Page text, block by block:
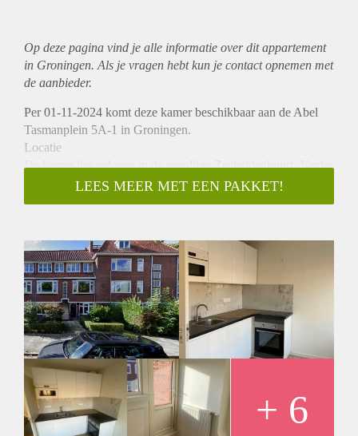
Op deze pagina vind je alle informatie over ditappartement
in Groningen. Als je vragen hebt kun je contact opnemen met
de aanbieder.
Per 01-11-2024 komt deze kamer beschikbaar aan de Abel
Tasmanplein 5A-1 in Groningen.
Locatie
De kamer ligt gelegen in de gezellige Zeeheldenbuurt. Verder
ligt het centrum van Groningen op loopafstand met breed
scala aan winkels, restaurants en cafés. Ook is het treinstation
Bij binnenkomst kom je binnen in de woonkamer met open
keuken, die van alle voorziening is voorzien. Daarnaast heb
je een eigen badkamer en beschikt de woning over twee
slaapkamers. Verder is er ook nog een fijn balkon aanwezig.
De kamer heeft een oppervlakte van circa 42m2.
Huurprijs
De huurprijs bedraagt: €1.335,54,- incl voorschot van €100,-
g/w/e/i
LEES MEER MET EEN PAKKET!
+ 6